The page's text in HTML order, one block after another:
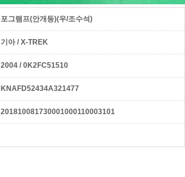
포그램프(안개등)(우/조수석)
기아 / X-TREK
2004 / 0K2FC51510
KNAFD52434A321477
201810081730001000110003101